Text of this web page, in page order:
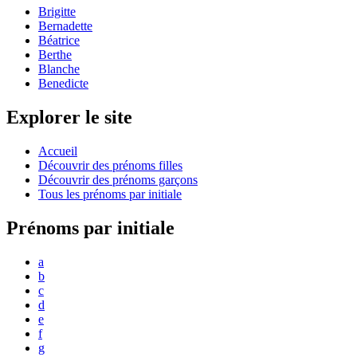
Brigitte
Bernadette
Béatrice
Berthe
Blanche
Benedicte
Explorer le site
Accueil
Découvrir des prénoms filles
Découvrir des prénoms garçons
Tous les prénoms par initiale
Prénoms par initiale
a
b
c
d
e
f
g